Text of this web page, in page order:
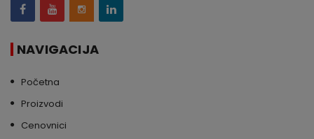
NAVIGACIJA
Početna
Proizvodi
Cenovnici